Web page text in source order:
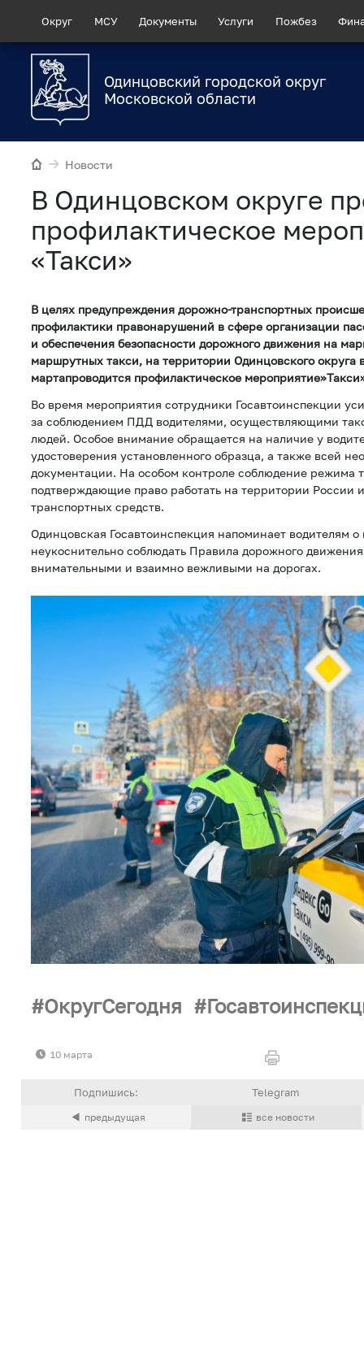
Округ МСУ Документы Услуги Пожбез
Одинцовский городской округ
Московской области
Новости
В Одинцовском округе
профилактическое
«Такси»
В целях предупреждения дорожно-транспортных
профилактики правонарушений в сфере организации
и обеспечения безопасности дорожного движения на
маршрутных такси, на территории Одинцовского округа
мартапроводится профилактическое
Во время мероприятия сотрудники Госавтоинспекции
за соблюдением ПДД водителями, осуществляющими
людей. Особое внимание обращается на наличие у
удостоверения установленного образца, а также всей
документации. На особом контроле соблюдение режима
подтверждающие право работать на территории России
транспортных средств.
Одинцовская Госавтоинспекция напоминает водителям о
неукоснительно соблюдать Правила дорожного
внимательными и взаимно вежливыми на дорогах.
ОкругСегодня
10 марта